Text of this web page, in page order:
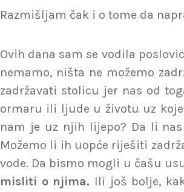
Razmišljam čak i o tome da
Ovih dana sam se vodila
nemamo, ništa ne možemo
zadržavati stolicu jer nas od
ormaru ili ljude u životu uz
nam je uz njih lijepo? Da li
Možemo li ih uopće riješiti
vode. Da bismo mogli u čašu
misliti o njima. Ili još bolje,